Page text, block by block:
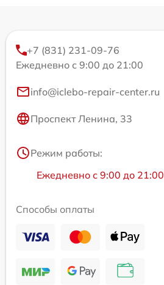
+7 (831) 231-09-76
Ежедневно с 9:00 до 21:00
info@iclebo-repair-center.ru
Проспект Ленина, 33
Режим работы:
Ежедневно с 9:00 до 21:00
Способы оплаты